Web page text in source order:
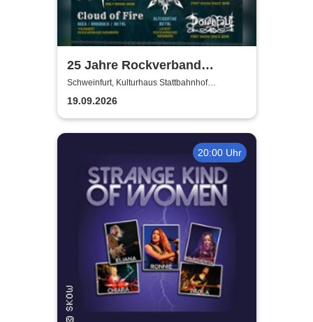
25 Jahre Rockverband
Schweinfurt e.V.
Schweinfurt, Kulturhaus Stattbahnhof
Schweinfurt
19.09.2026
20:00 Uhr